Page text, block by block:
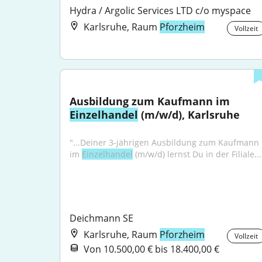
Hydra / Argolic Services LTD c/o myspace
Karlsruhe, Raum Pforzheim Vollzeit
Einzelhandel (m/w/d), Karlsruhe
"...Deiner 3-jährigen Ausbildung zum Kaufmann
im Einzelhandel (m/w/d) lernst Du in der
Deichmann SE
Karlsruhe, Raum Pforzheim Vollzeit
Von 10.500,00 € bis 18.400,00 €